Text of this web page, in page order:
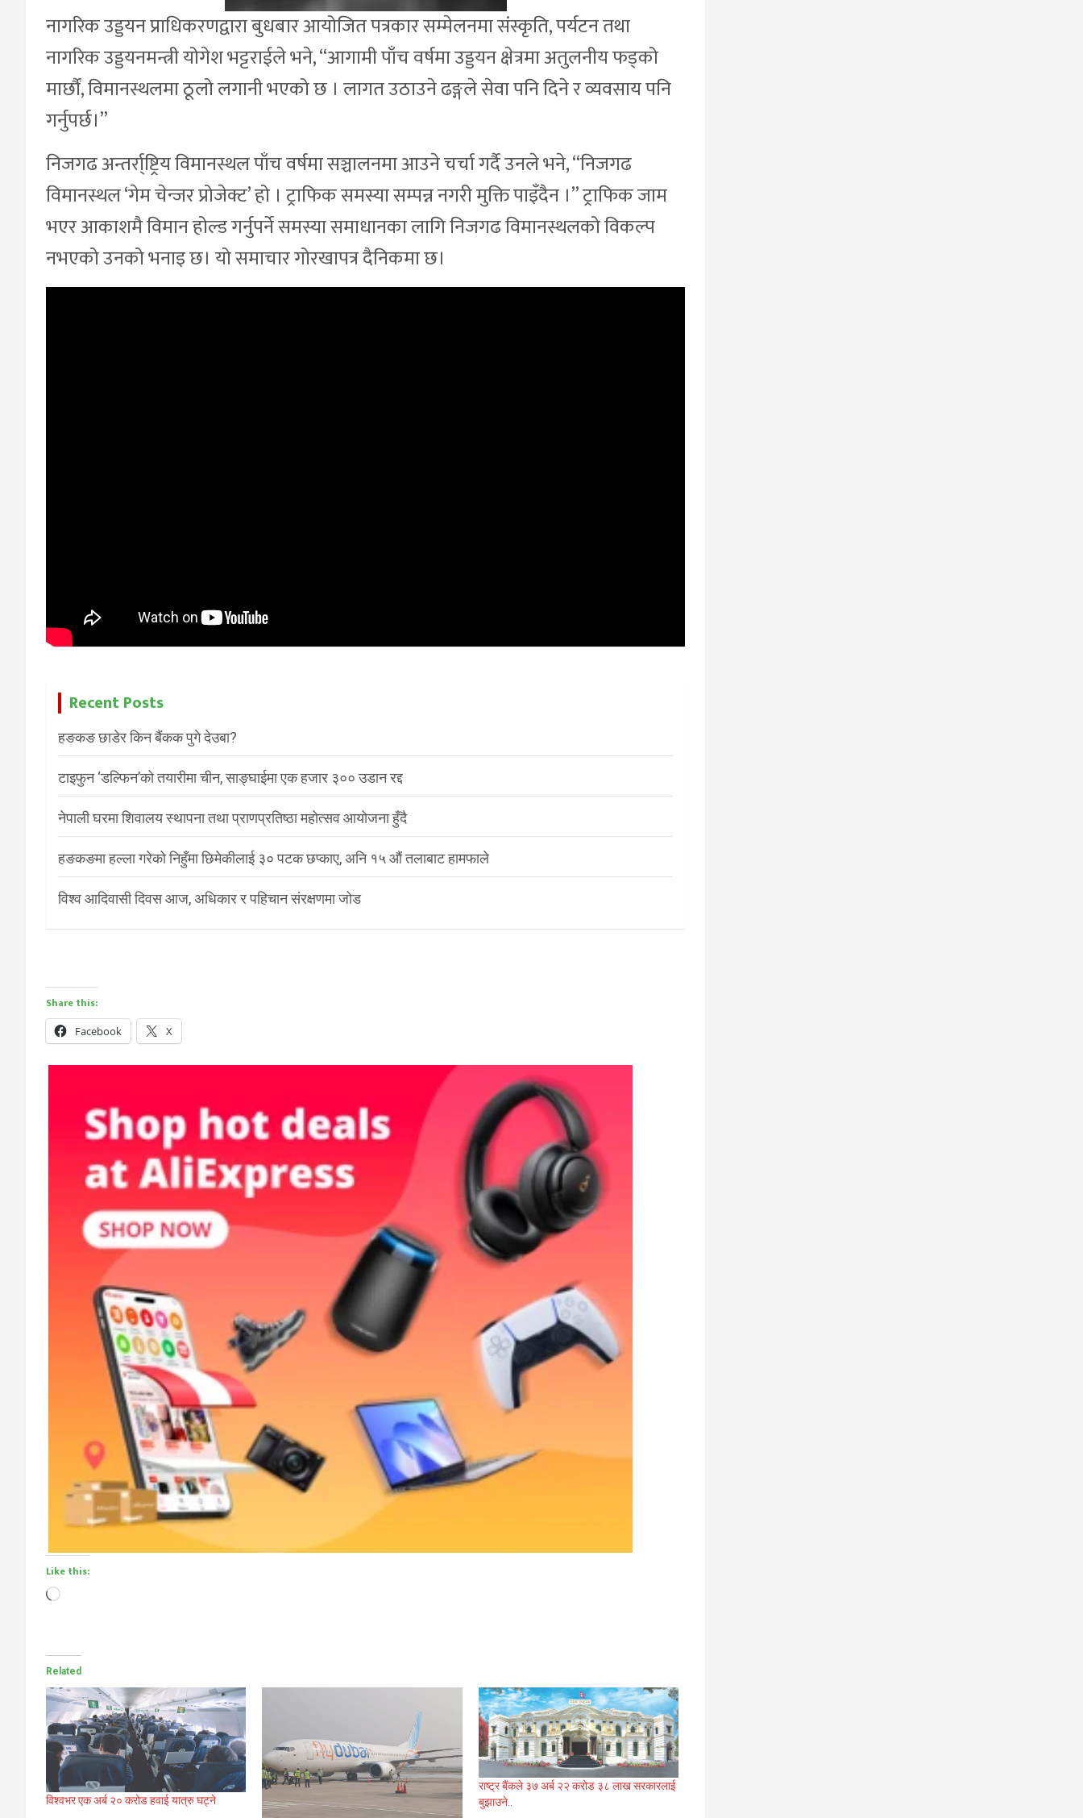
नागरिक उड्डयन प्राधिकरणद्वारा बुधबार आयोजित पत्रकार सम्मेलनमा संस्कृति, पर्यटन तथा
नागरिक उड्डयनमन्त्री योगेश भट्टराईले भने, “आगामी पाँच वर्षमा उड्डयन क्षेत्रमा अतुलनीय फड्को
मार्छौं, विमानस्थलमा ठूलो लगानी भएको छ । लागत उठाउने ढङ्गले सेवा पनि दिने र व्यवसाय पनि
गर्नुपर्छ।”
निजगढ अन्तर्रा्ष्ट्रिय विमानस्थल पाँच वर्षमा सञ्चालनमा आउने चर्चा गर्दै उनले भने, “निजगढ
विमानस्थल ‘गेम चेन्जर प्रोजेक्ट’ हो । ट्राफिक समस्या सम्पन्न नगरी मुक्ति पाइँदैन ।” ट्राफिक जाम
भएर आकाशमै विमान होल्ड गर्नुपर्ने समस्या समाधानका लागि निजगढ विमानस्थलको विकल्प
नभएको उनको भनाइ छ। यो समाचार गोरखापत्र दैनिकमा छ।
Recent Posts
हङकङ छाडेर किन बैंकक पुगे देउबा?
टाइफुन ‘डल्फिन’को तयारीमा चीन, साङ्घाईमा एक हजार ३०० उडान रद्द
नेपाली घरमा शिवालय स्थापना तथा प्राणप्रतिष्ठा महोत्सव आयोजना हुँदै
हङकङमा हल्ला गरेको निहुँमा छिमेकीलाई ३० पटक छप्काए, अनि १५ औं तलाबाट हामफाले
विश्व आदिवासी दिवस आज, अधिकार र पहिचान संरक्षणमा जोड
Share this:
Facebook X
Like this:
Loading…
Related
विश्वभर एक अर्ब २० करोड हवाई यात्रु घट्ने
राष्ट्र बैंकले ३७ अर्ब २२ करोड ३८ लाख सरकारलाई
बुझाउने..